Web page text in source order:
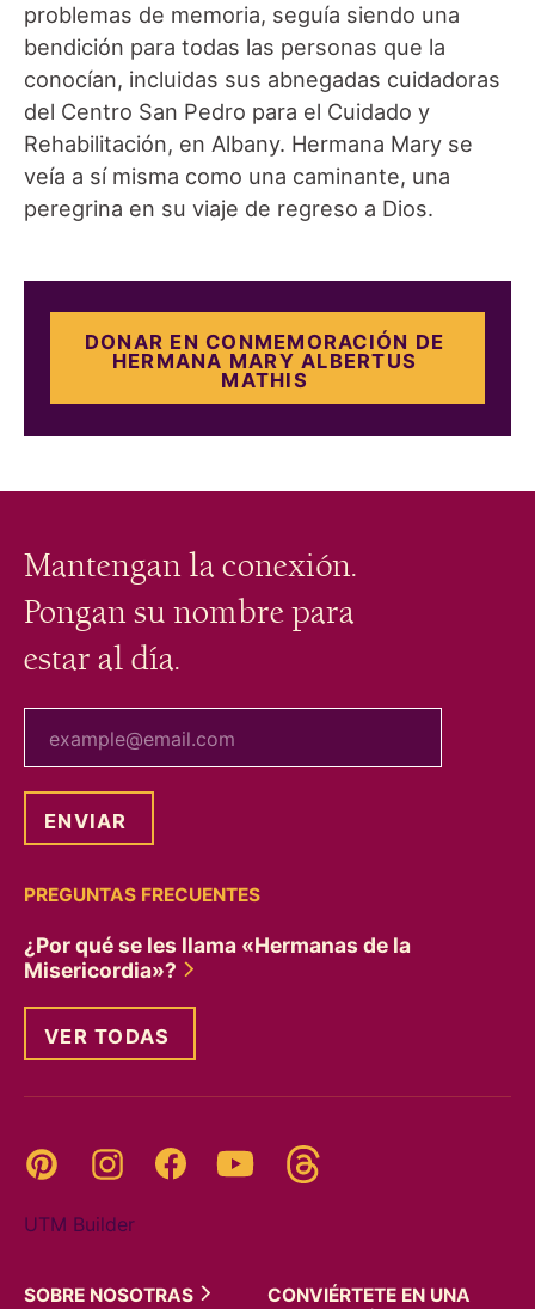
problemas de memoria, seguía siendo una
bendición para todas las personas que la
conocían, incluidas sus abnegadas cuidadoras
del Centro San Pedro para el Cuidado y
Rehabilitación, en Albany. Hermana Mary se
veía a sí misma como una caminante, una
peregrina en su viaje de regreso a Dios.
DONAR EN CONMEMORACIÓN DE
HERMANA MARY ALBERTUS
MATHIS
Mantengan la conexión.
Pongan su nombre para
estar al día.
PREGUNTAS FRECUENTES
¿Por qué se les llama «Hermanas de la
Misericordia»?
VER TODAS
Pinterest InstagramFacebookYouTube
UTM Builder
SOBRE NOSOTRAS
CONVIÉRTETE EN UNA